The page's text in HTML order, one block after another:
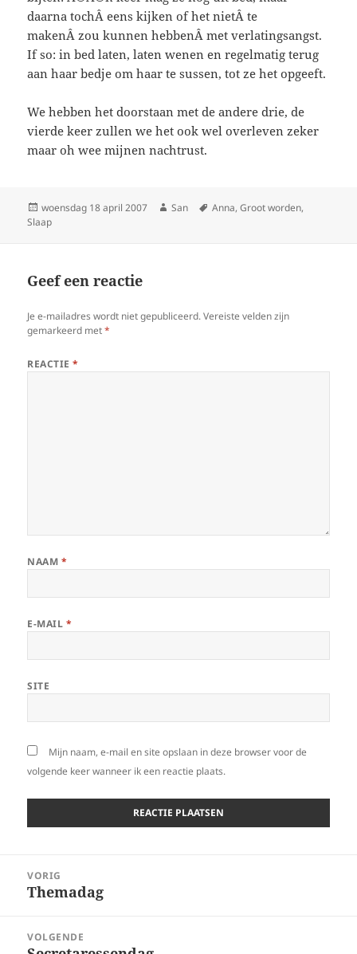
daarna tochÂ eens kijken of het nietÂ te
makenÂ zou kunnen hebbenÂ met verlatingsangst.
If so: in bed laten, laten wenen en regelmatig terug
aan haar bedje om haar te sussen, tot ze het opgeeft.
We hebben het doorstaan met de andere drie, de
vierde keer zullen we het ook wel overleven zeker
maar oh wee mijnen nachtrust.
Geplaatst
op
woensdag 18 april 2007 Auteur
San Tags
Anna,Groot worden,
Slaap
Geef een reactie
Je e-mailadres wordt niet gepubliceerd. Vereiste velden zijn
gemarkeerd met*
REACTIE*
NAAM *
E-MAIL *
SITE
Mijn naam, e-mail en site opslaan in deze browser voor de
volgende keer wanneer ik een reactie plaats.
navigatie
VORIG
Vorig
Themadag
VOLGENDE